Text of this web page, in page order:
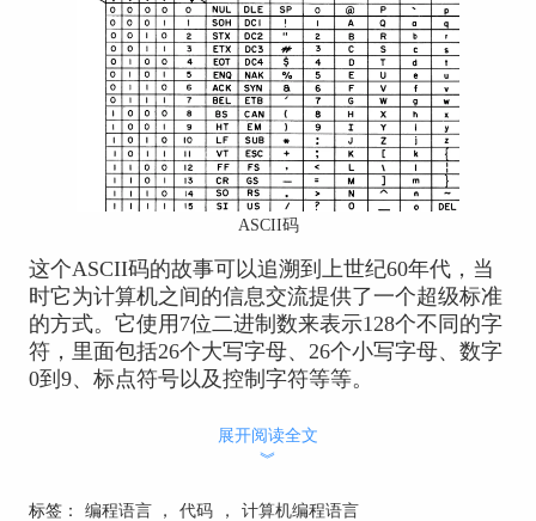
ASCII码
这个ASCII码的故事可以追溯到上世纪60年代，当
时它为计算机之间的信息交流提供了一个超级标准
的方式。它使用7位二进制数来表示128个不同的字
符，里面包括26个大写字母、26个小写字母、数字
0到9、标点符号以及控制字符等等。
操作系统里还是各种应用程序里，都可以用ASCII
的钥匙，让电脑们能够读懂我们的文字。
展开阅读全文
︾
标签： 编程语言 ， 代码 ， 计算机编程语言